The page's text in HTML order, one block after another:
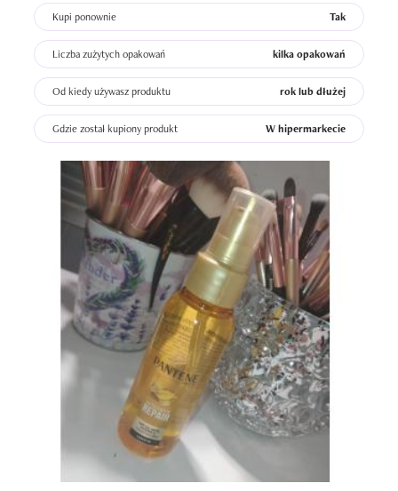
Kupi ponownie Tak
Liczba zużytych opakowań kilka opakowań
Od kiedy używasz produktu rok lub dłużej
Gdzie został kupiony produkt W hipermarkecie